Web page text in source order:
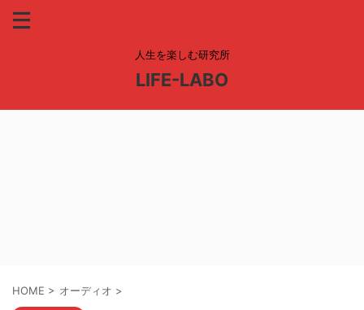
人生を楽しむ研究所
LIFE-LABO
HOME > オーディオ >